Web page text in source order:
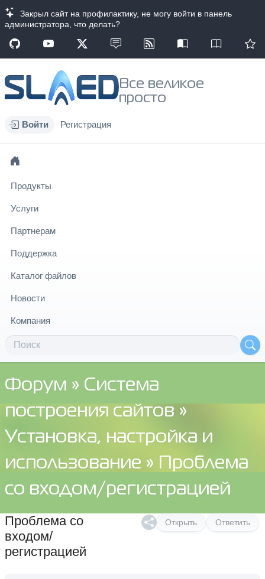
Закрыл сайт на профилактику, не могу войти в панель
администратора, что делать?
Все великое
просто
Войти Регистрация
Продукты
Услуги
Партнерам
Поддержка
Каталог файлов
Новости
Компания
Форум » Система
построения сайтов »
Установка, настройка и
использование » Проблема
со входом/регистрацией
Открыть Ответить
Проблема со
входом/
регистрацией